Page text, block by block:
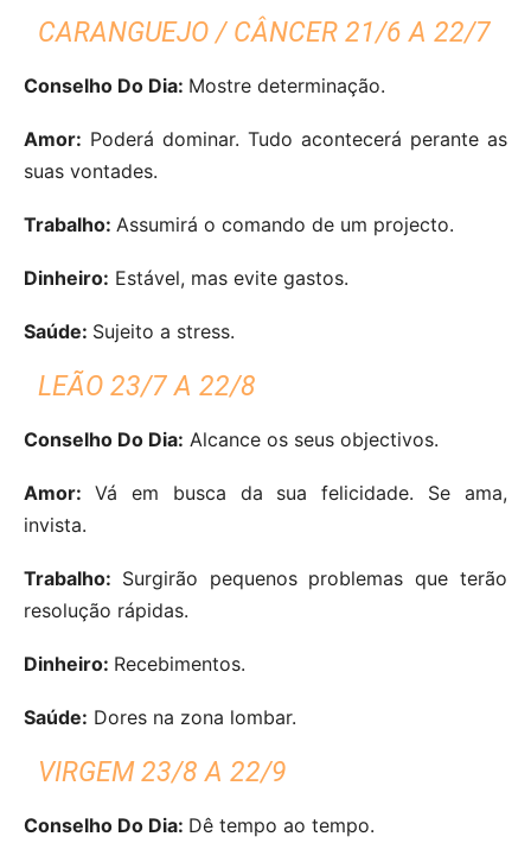
CARANGUEJO / CÂNCER 21/6 A 22/7
Conselho Do Dia: Mostre determinação.
Amor: Poderá dominar. Tudo acontecerá perante as
suas vontades.
Trabalho: Assumirá o comando de um projecto.
Dinheiro: Estável, mas evite gastos.
Saúde: Sujeito a stress.
LEÃO 23/7 A 22/8
Conselho Do Dia: Alcance os seus objectivos.
Amor: Vá em busca da sua felicidade. Se ama,
invista.
Trabalho: Surgirão pequenos problemas que terão
resolução rápidas.
Dinheiro: Recebimentos.
Saúde: Dores na zona lombar.
VIRGEM 23/8 A 22/9
Conselho Do Dia: Dê tempo ao tempo.